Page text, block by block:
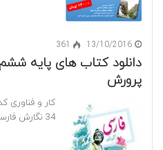
13/10/2016
361
دانلود کتاب های پایه
پرورش
34 نگارش فارسی…